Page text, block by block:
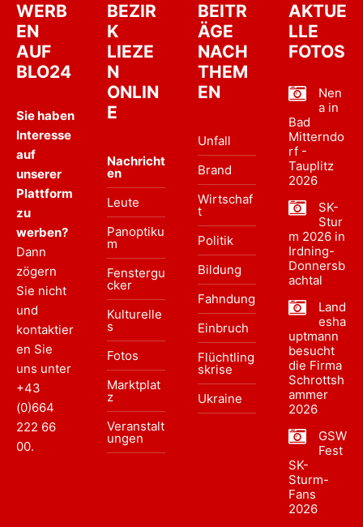
WERB
EN
AUF
BLO24
Sie haben
Interesse
auf
unserer
Plattform
zu
werben?
Dann
zögern
Sie nicht
und
kontaktier
en Sie
uns unter
+43
(0)664
222 66
00.
BEZIR
K
LIEZE
N
ONLIN
E
Nachricht
en
Leute
Panoptiku
m
Fenstergu
cker
Kulturelle
s
Fotos
Marktplat
z
Veranstalt
ungen
BEITR
ÄGE
NACH
THEM
EN
Unfall
Brand
Wirtschaf
t
Politik
Bildung
Fahndung
Einbruch
Flüchtling
skrise
Ukraine
AKTUE
LLE
FOTOS
Nen
a in
Bad
Mitterndo
rf -
Tauplitz
2026
SK-
Stur
m 2026 in
Irdning-
Donnersb
achtal
Land
esha
uptmann
besucht
die Firma
Schrottsh
ammer
2026
GSW
Fest
SK-
Sturm-
Fans
2026